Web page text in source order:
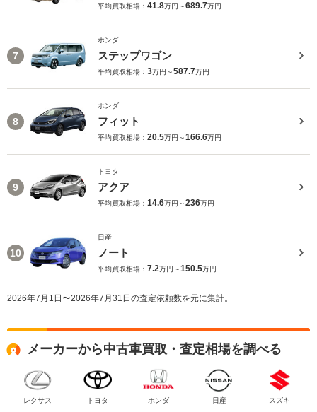
平均買取相場： 41.8万円～689.7万円
7
ホンダ
ステップワゴン
平均買取相場： 3万円～587.7万円
8
ホンダ
フィット
平均買取相場： 20.5万円～166.6万円
9
トヨタ
アクア
平均買取相場： 14.6万円～236万円
10
日産
ノート
平均買取相場： 7.2万円～150.5万円
2026年7月1日〜2026年7月31日の査定依頼数を元に集計。
メーカーから中古車買取・査定相場を調べる
レクサス トヨタ ホンダ 日産 スズキ